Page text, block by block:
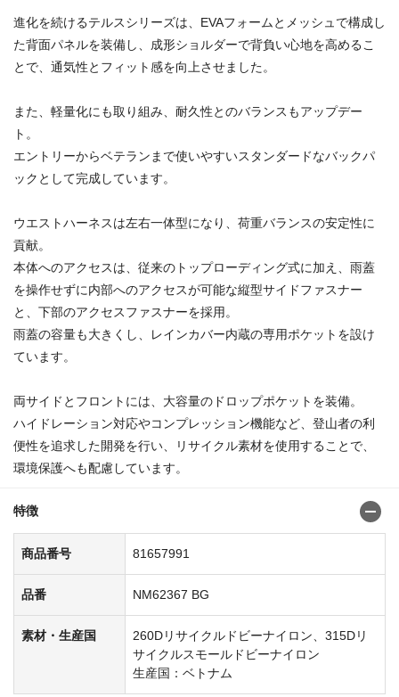
進化を続けるテルスシリーズは、EVAフォームとメッシュで構成し
た背面パネルを装備し、成形ショルダーで背負い心地を高めるこ
とで、通気性とフィット感を向上させました。
また、軽量化にも取り組み、耐久性とのバランスもアップデー
ト。
エントリーからベテランまで使いやすいスタンダードなバックパ
ックとして完成しています。
ウエストハーネスは左右一体型になり、荷重バランスの安定性に
貢献。
本体へのアクセスは、従来のトップローディング式に加え、雨蓋
を操作せずに内部へのアクセスが可能な縦型サイドファスナー
と、下部のアクセスファスナーを採用。
雨蓋の容量も大きくし、レインカバー内蔵の専用ポケットを設け
ています。
両サイドとフロントには、大容量のドロップポケットを装備。
ハイドレーション対応やコンプレッション機能など、登山者の利
便性を追求した開発を行い、リサイクル素材を使用することで、
環境保護へも配慮しています。
特徴
商品番号 81657991
品番 NM62367 BG
素材・生産国
260Dリサイクルドビーナイロン、315Dリ
サイクルスモールドビーナイロン
生産国：ベトナム